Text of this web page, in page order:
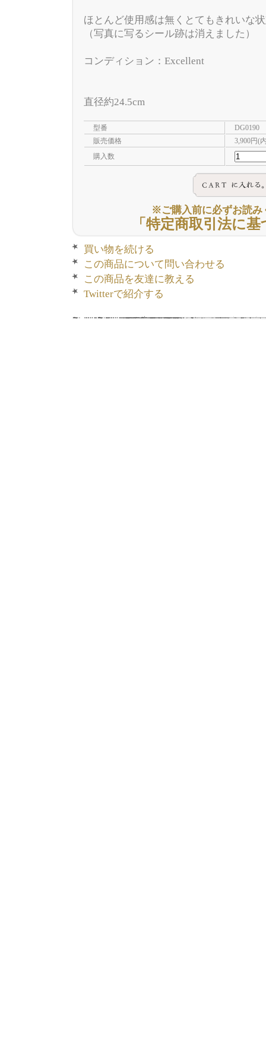
ほとんど使用感は無くとてもきれいな
（写真に写るシール跡は消えました）
コンディション：Excellent
直径約24.5cm
型番
DG0190
販売価格
3,900円(
購入数
※ご購入前に必ずお読み
「特定商取引法に
買い物を続ける
この商品について問い合わせる
この商品を友達に教える
Twitterで紹介する